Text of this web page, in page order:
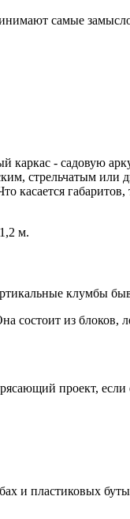
самые
- садовую
стрельчатым
касается
м.
состоит из блоков,
проект,
и пластиковых